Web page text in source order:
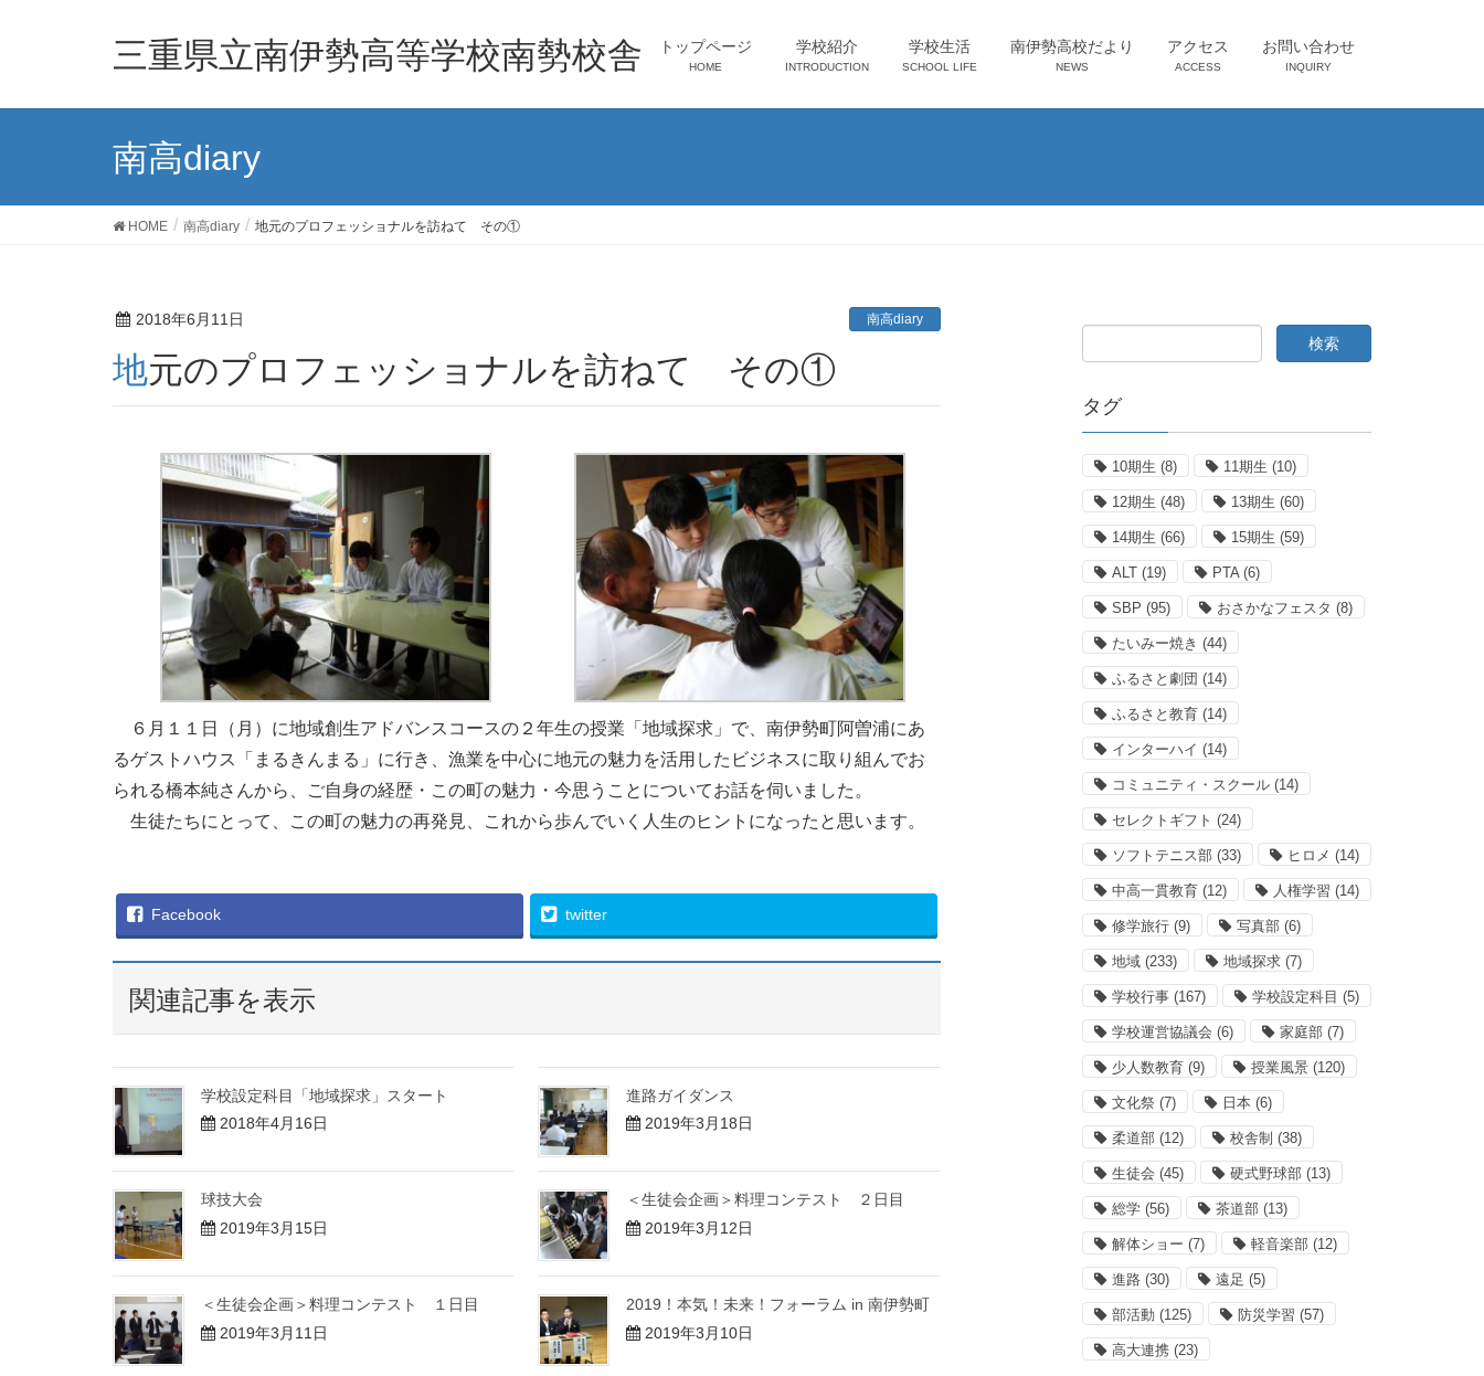
三重県立南伊勢高等学校南勢校舎 トップページ
HOME
学校紹介
INTRODUCTION
学校生活
SCHOOL LIFE
南伊勢高校だより
NEWS
アクセス
ACCESS
お問い合わせ
INQUIRY
南高diary
HOME 南高diary 地元のプロフェッショナルを訪ねて その①
2018年6月11日 南高diary
地元のプロフェッショナルを訪ねて その①
６月１１日（月）に地域創生アドバンスコースの２年生の授業「地域探求」で、南伊勢町阿曽浦にあ
るゲストハウス「まるきんまる」に行き、漁業を中心に地元の魅力を活用したビジネスに取り組んでお
られる橋本純さんから、ご自身の経歴・この町の魅力・今思うことについてお話を伺いました。
生徒たちにとって、この町の魅力の再発見、これから歩んでいく人生のヒントになったと思います。
Facebook twitter
関連記事を表示
学校設定科目「地域探求」スタート
2018年4月16日
進路ガイダンス
2019年3月18日
球技大会
2019年3月15日
＜生徒会企画＞料理コンテスト ２日目
2019年3月12日
＜生徒会企画＞料理コンテスト １日目
2019年3月11日
2019！本気！未来！フォーラム in 南伊勢町
2019年3月10日
タグ
10期生 (8) 11期生 (10)
12期生 (48) 13期生 (60)
14期生 (66) 15期生 (59)
ALT(19) PTA(6)
SBP (95) おさかなフェスタ (8)
たいみー焼き (44)
ふるさと劇団 (14)
ふるさと教育(14)
インターハイ (14)
コミュニティ・スクール(14)
セレクトギフト (24)
ソフトテニス部(33) ヒロメ (14)
中高一貫教育(12) 人権学習 (14)
修学旅行(9) 写真部(6)
地域(233) 地域探求(7)
学校行事(167) 学校設定科目 (5)
学校運営協議会 (6) 家庭部(7)
少人数教育(9) 授業風景(120)
文化祭 (7) 日本(6)
柔道部(12) 校舎制 (38)
生徒会 (45) 硬式野球部(13)
総学(56) 茶道部(13)
解体ショー (7) 軽音楽部(12)
進路(30) 遠足 (5)
部活動 (125) 防災学習 (57)
高大連携(23)